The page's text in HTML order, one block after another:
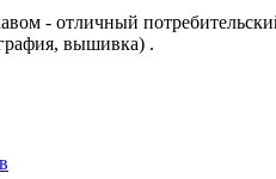
- отличный
вышивка) .